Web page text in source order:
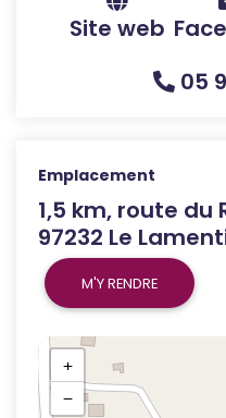
Site web
05
Emplacement
1,5 km, route du
97232 Le
M'Y RENDRE
+
−